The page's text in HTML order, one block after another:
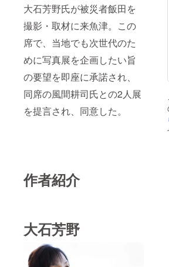
大石芳野氏が被災者飯田を
撮影・取材に来魚津。この
席で、当地でも次世代のた
めに写真展を企画したい旨
の要望を即座に承諾され、
同席の風間耕司氏との2人展
を提言され、同意した。
作者紹介
大石芳野